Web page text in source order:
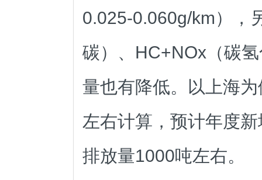
0.025-0.060g/km），
碳）、HC+NOx（碳
量也有降低。以 上海
左右计算，预计年度
排放量1000吨左右。